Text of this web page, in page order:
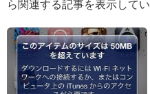
ら関連する記事を表示してい